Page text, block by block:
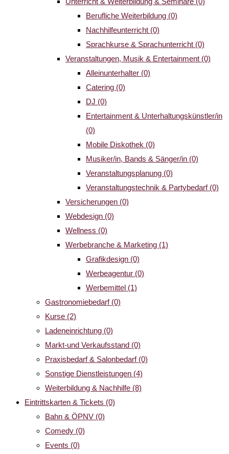
Berufliche Weiterbildung (0)
Nachhilfeunterricht (0)
Sprachkurse & Sprachunterricht (0)
Veranstaltungen, Musik & Entertainment (0)
Alleinunterhalter (0)
Catering (0)
DJ (0)
Entertainment & Unterhaltungskünstler/in
(0)
Mobile Diskothek (0)
Musiker/in, Bands & Sänger/in (0)
Veranstaltungsplanung (0)
Veranstaltungstechnik & Partybedarf (0)
Versicherungen (0)
Webdesign (0)
Wellness (0)
Werbebranche & Marketing (1)
Grafikdesign (0)
Werbeagentur (0)
Werbemittel (1)
Gastronomiebedarf (0)
Kurse (2)
Ladeneinrichtung (0)
Markt-und Verkaufsstand (0)
Praxisbedarf & Salonbedarf (0)
Sonstige Dienstleistungen (4)
Weiterbildung & Nachhilfe (8)
Eintrittskarten & Tickets (0)
Bahn & ÖPNV (0)
Comedy (0)
Events (0)